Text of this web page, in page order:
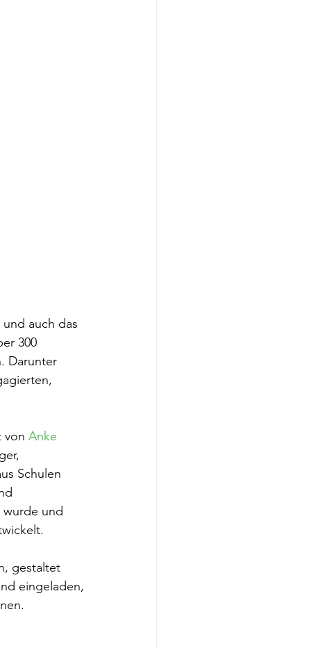
auch das
300
Darunter
von Anke
Schulen
und
gestaltet
eingeladen,